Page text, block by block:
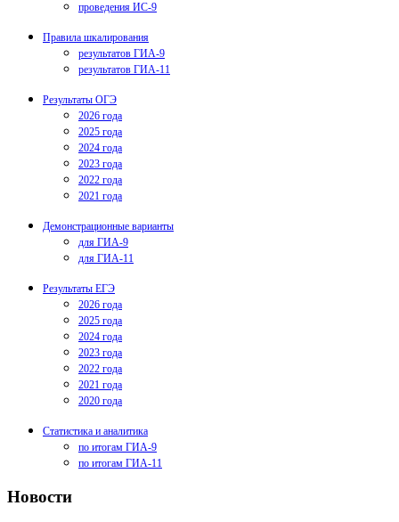
проведения ИС-9
Правила шкалирования
результатов ГИА-9
результатов ГИА-11
Результаты ОГЭ
2026 года
2025 года
2024 года
2023 года
2022 года
2021 года
Демонстрационные варианты
для ГИА-9
для ГИА-11
Результаты ЕГЭ
2026 года
2025 года
2024 года
2023 года
2022 года
2021 года
2020 года
Статистика и аналитика
по итогам ГИА-9
по итогам ГИА-11
Новости